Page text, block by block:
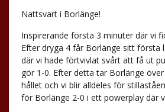
Nattsvart i Borlänge!
Inspirerande första 3 minuter där vi
Efter dryga 4 får Borlänge sitt första
där vi hade förtvivlat svårt att få ut
gör 1-0. Efter detta tar Borlänge
hållet och vi blir alldeles för
för Borlänge 2-0 i ett powerplay där